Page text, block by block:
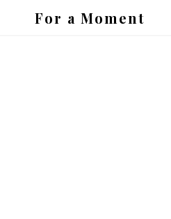
For a Moment